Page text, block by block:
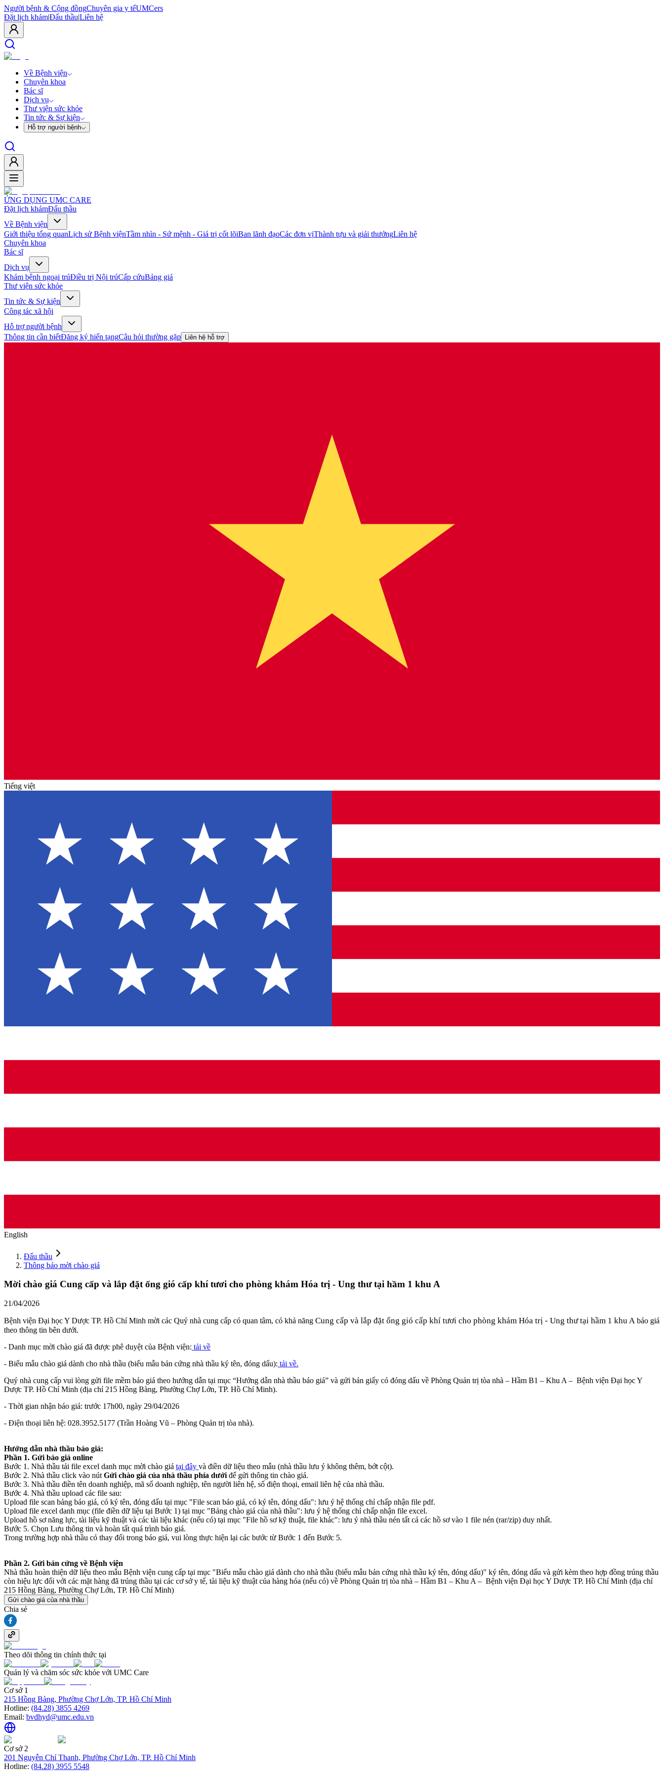
Người bệnh & Cộng đồngChuyên gia y tếUMCers
Đặt lịch khám|Đấu thầu|Liên hệ
Về Bệnh viện
Chuyên khoa
Bác sĩ
Dịch vụ
Thư viện sức khỏe
Tin tức & Sự kiện
Hỗ trợ người bệnh
ỨNG DỤNG UMC CARE
Đặt lịch khámĐấu thầu
Về Bệnh viện
Giới thiệu tổng quanLịch sử Bệnh việnTầm nhìn - Sứ mệnh - Giá trị cốt lõiBan lãnh đạoCác đơn vịThành tựu và giải thưởngLiên hệ
Chuyên khoa
Bác sĩ
Dịch vụ
Khám bệnh ngoại trúĐiều trị Nội trúCấp cứuBảng giá
Thư viện sức khỏe
Tin tức & Sự kiện
Công tác xã hội
Hỗ trợ người bệnh
Thông tin cần biếtĐăng ký hiến tạngCâu hỏi thường gặp Liên hệ hỗ trợ
Tiếng việt
English
Đấu thầu
Thông báo mời chào giá
Mời chào giá Cung cấp và lắp đặt ống gió cấp khí tươi cho phòng khám Hóa trị - Ung thư tại hầm 1 khu A
21/04/2026
Bệnh viện Đại học Y Dược TP. Hồ Chí Minh mời các Quý nhà cung cấp có quan tâm, có khả năng Cung cấp và lắp đặt ống gió cấp khí tươi cho phòng khám Hóa trị - Ung thư tại hầm 1 khu A báo giá
theo thông tin bên dưới.
- Danh mục mời chào giá đã được phê duyệt của Bệnh viện: tải về
- Biểu mẫu chào giá dành cho nhà thầu (biểu mẫu bản cứng nhà thầu ký tên, đóng dấu): tải về.
Quý nhà cung cấp vui lòng gửi file mềm báo giá theo hướng dẫn tại mục “Hướng dẫn nhà thầu báo giá” và gửi bản giấy có đóng dấu về Phòng Quản trị tòa nhà – Hầm B1 – Khu A – Bệnh viện Đại học Y
Dược TP. Hồ Chí Minh (địa chỉ 215 Hồng Bàng, Phường Chợ Lớn, TP. Hồ Chí Minh).
- Thời gian nhận báo giá: trước 17h00, ngày 29/04/2026
- Điện thoại liên hệ: 028.3952.5177 (Trần Hoàng Vũ – Phòng Quản trị tòa nhà).
Hướng dẫn nhà thầu báo giá:
Phần 1. Gửi báo giá online
Bước 1. Nhà thầu tải file excel danh mục mời chào giá tại đây và điền dữ liệu theo mẫu (nhà thầu lưu ý không thêm, bớt cột).
Bước 2. Nhà thầu click vào nút Gửi chào giá của nhà thầu phía dưới để gửi thông tin chào giá.
Bước 3. Nhà thầu điền tên doanh nghiệp, mã số doanh nghiệp, tên người liên hệ, số điện thoại, email liên hệ của nhà thầu.
Bước 4. Nhà thầu upload các file sau:
Upload file scan bảng báo giá, có ký tên, đóng dấu tại mục "File scan báo giá, có ký tên, đóng dấu": lưu ý hệ thống chỉ chấp nhận file pdf.
Upload file excel danh mục (file điền dữ liệu tại Bước 1) tại mục "Bảng chào giá của nhà thầu": lưu ý hệ thống chỉ chấp nhận file excel.
Upload hồ sơ năng lực, tài liệu kỹ thuật và các tài liệu khác (nếu có) tại mục "File hồ sơ kỹ thuật, file khác": lưu ý nhà thầu nén tất cả các hồ sơ vào 1 file nén (rar/zip) duy nhất.
Bước 5. Chọn Lưu thông tin và hoàn tất quá trình báo giá.
Trong trường hợp nhà thầu có thay đổi trong báo giá, vui lòng thực hiện lại các bước từ Bước 1 đến Bước 5.
Phần 2. Gửi bản cứng về Bệnh viện
Nhà thầu hoàn thiện dữ liệu theo mẫu Bệnh viện cung cấp tại mục "Biểu mẫu chào giá dành cho nhà thầu (biểu mẫu bản cứng nhà thầu ký tên, đóng dấu)" ký tên, đóng dấu và gửi kèm theo hợp đồng trúng thầu
còn hiệu lực đối với các mặt hàng đã trúng thầu tại các cơ sở y tế, tài liệu kỹ thuật của hàng hóa (nếu có) về Phòng Quản trị tòa nhà – Hầm B1 – Khu A – Bệnh viện Đại học Y Dược TP. Hồ Chí Minh (địa chỉ
215 Hồng Bàng, Phường Chợ Lớn, TP. Hồ Chí Minh)
Gửi chào giá của nhà thầu
Chia sẻ
Theo dõi thông tin chính thức tại
Quản lý và chăm sóc sức khỏe với UMC Care
Cơ sở 1
215 Hồng Bàng, Phường Chợ Lớn, TP. Hồ Chí Minh
Hotline: (84.28) 3855 4269
Email: bvdhyd@umc.edu.vn
Cơ sở 2
201 Nguyễn Chí Thanh, Phường Chợ Lớn, TP. Hồ Chí Minh
Hotline: (84.28) 3955 5548